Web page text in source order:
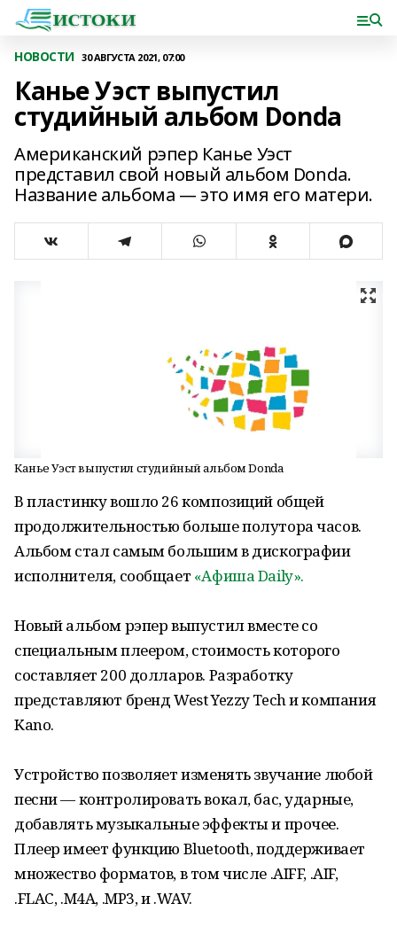
НОВОСТИ 30 АВГУСТА 2021, 07:00
Канье Уэст выпустил
студийный альбом Donda
Американский рэпер Канье Уэст
представил свой новый альбом Donda.
Название альбома — это имя его матери.
Канье Уэст выпустил студийный альбом Donda
В пластинку вошло 26 композиций общей
продолжительностью больше полутора часов.
Альбом стал самым большим в дискографии
исполнителя, сообщает «Афиша Daily».
Новый альбом рэпер выпустил вместе со
специальным плеером, стоимость которого
составляет 200 долларов. Разработку
представляют бренд West Yezzy Tech и компания
Kano.
Устройство позволяет изменять звучание любой
песни — контролировать вокал, бас, ударные,
добавлять музыкальные эффекты и прочее.
Плеер имеет функцию Bluetooth, поддерживает
множество форматов, в том числе .AIFF, .AIF,
.FLAC, .M4A, .MP3, и .WAV.